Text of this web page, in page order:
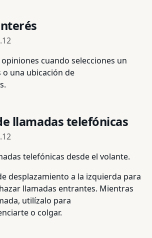
cuando selecciones un
una ubicación de
llamadas telefónicas
telefónicas desde el volante.
desplazamiento a la izquierda para
llamadas entrantes. Mientras
utilízalo para
o colgar.